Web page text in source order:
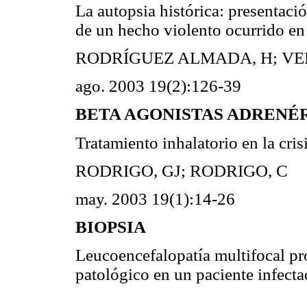
La autopsia histórica:
de un hecho violento ocurrido
RODRÍGUEZ ALMADA, H;
ago. 2003 19(2):126-39
BETA AGONISTAS
Tratamiento inhalatorio en la
RODRIGO, GJ; RODRIGO, C
may. 2003 19(1):14-26
BIOPSIA
Leucoencefalopatía multifocal
patológico en un paciente